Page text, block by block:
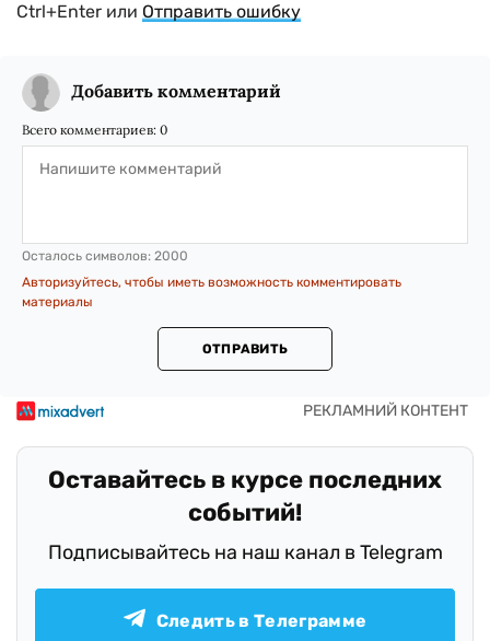
Ctrl+Enter или Отправить ошибку
Добавить комментарий
Всего комментариев: 0
Осталось символов: 2000
Авторизуйтесь, чтобы иметь возможность комментировать
материалы
ОТПРАВИТЬ
Оставайтесь в курсе последних
событий!
Подписывайтесь на наш канал в Telegram
Следить в Телеграмме